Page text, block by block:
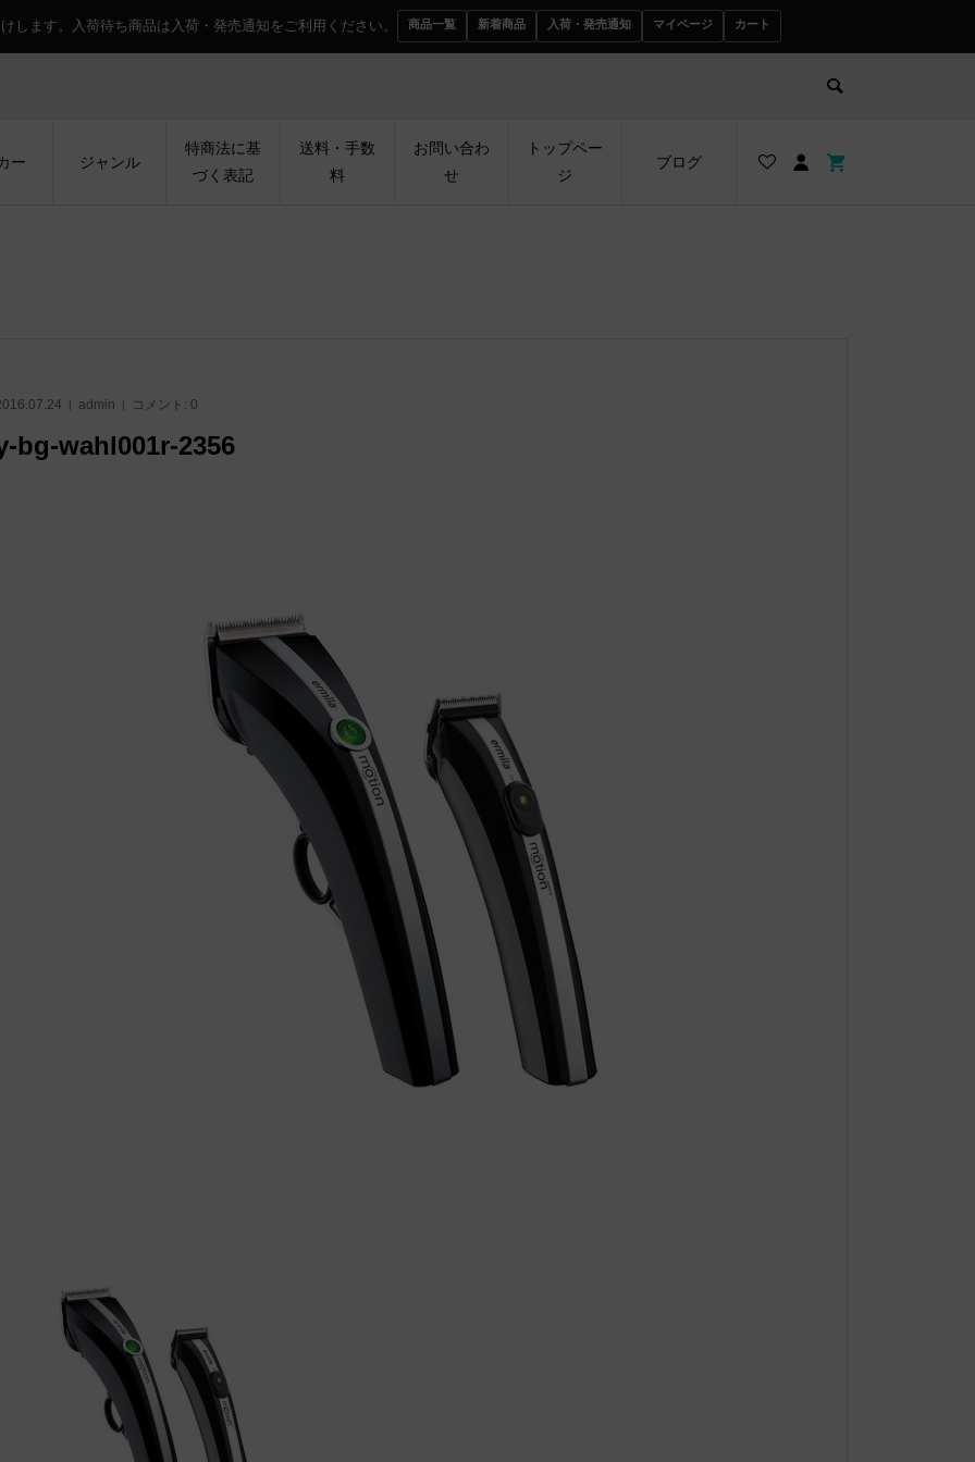
します。入荷待ち商品は入荷・発売通知をご利用ください。 商品一覧 新着商品 入荷・発売通知 マイページ カート
ー ジャンル
特商法に基
づく表記
送料・手数
料
お問い合わ
せ
トップペー
ジ
ブログ
admin コメント: 0
bg-wahl001r-2356